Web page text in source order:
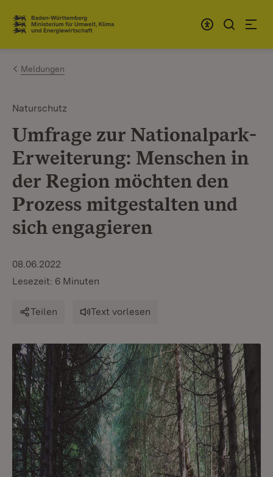
Zum Inhalt springen
Link zur Startseite
Meldungen
Naturschutz
Umfrage zur Nationalpark-
Erweiterung: Menschen in
der Region möchten den
Prozess mitgestalten und
sich engagieren
08.06.2022
Lesezeit: 6 Minuten
Teilen Text vorlesen